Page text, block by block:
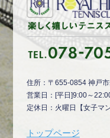
住所：〒655-0854 神戸
営業日：[平日]9:00～
定休日：火曜日【女子マ
トップページ